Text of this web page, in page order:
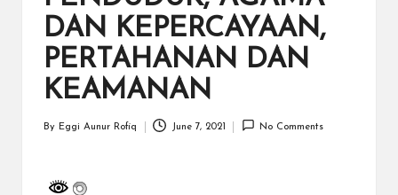
tuDAN KEPERCAYAAN,
PERTAHANAN DAN
KEAMANAN
Posted
By Eggi Aunur Rofiq June 7, 2021 No Comments